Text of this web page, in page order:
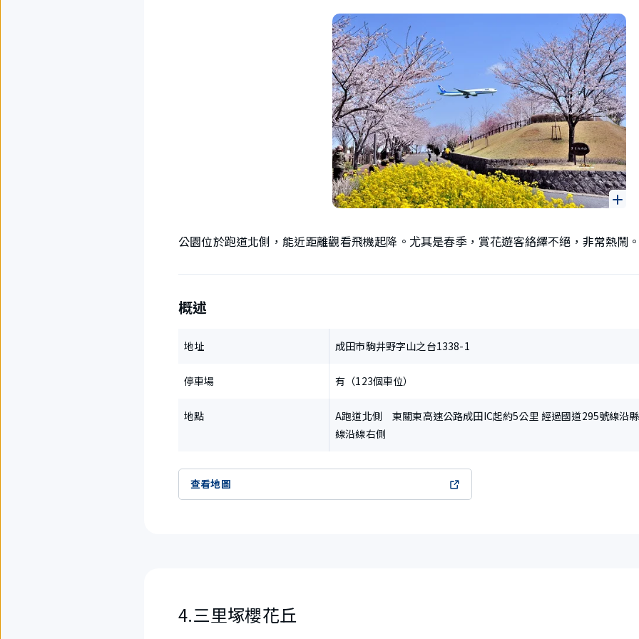
公園位於跑道北側，能近距離觀看飛機起降。尤其是春季，賞花遊客絡繹不絕，非常熱鬧
概述
地址 成田市駒井野字山之台1338-1
停車場 有（123個車位）
地點
A跑道北側 東關東高速公路成田IC起約5公里 經過國道295號線沿
線沿線右側
查看地圖
4.三里塚櫻花丘